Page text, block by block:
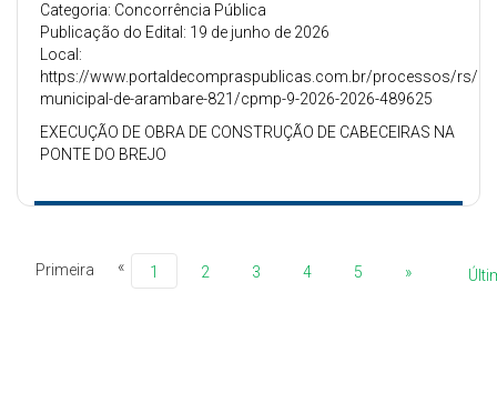
Categoria: Concorrência Pública
Publicação do Edital: 19 de junho de 2026
Local:
https://www.portaldecompraspublicas.com.br/processos/rs/
municipal-de-arambare-821/cpmp-9-2026-2026-489625
EXECUÇÃO DE OBRA DE CONSTRUÇÃO DE CABECEIRAS NA
PONTE DO BREJO
Primeira « 1 2 3 4 5 »